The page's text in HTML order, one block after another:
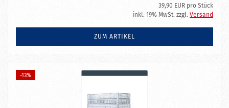
39,90 EUR pro Stück
inkl. 19% MwSt. zzgl. Versand
ZUM ARTIKEL
-13%